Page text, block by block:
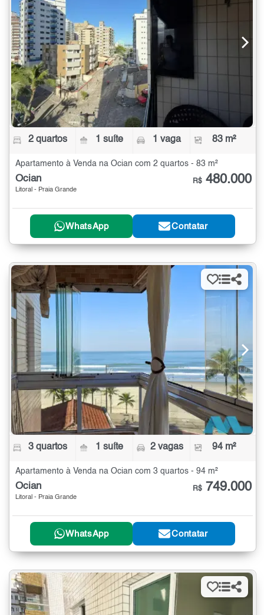
2 quartos 1 suíte 1 vaga 83 m²
Apartamento à Venda na Ocian com 2 quartos - 83 m²
Ocian
Litoral - Praia Grande
R$ 480.000
WhatsApp Contatar
3 quartos 1 suíte 2 vagas 94 m²
Apartamento à Venda na Ocian com 3 quartos - 94 m²
Ocian
Litoral - Praia Grande
R$ 749.000
WhatsApp Contatar